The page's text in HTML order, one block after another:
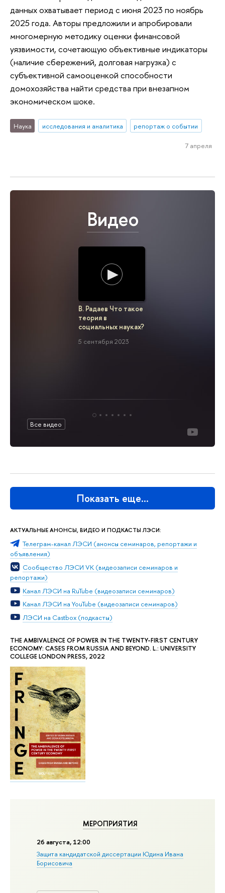
АКТУАЛЬНЫЕ АНОНСЫ, ВИДЕО И ПОДКАСТЫ ЛЭСИ:
Телеграм-канал ЛЭСИ (анонсы семинаров, репортажи и
объявления)
Сообщество ЛЭСИ VK (видеозаписи семинаров и
репортажи)
Канал ЛЭСИ на RuTube (видеозаписи семинаров)
Канал ЛЭСИ на YouTube (видеозаписи семинаров)
ЛЭСИ на Castbox (подкасты)
THE AMBIVALENCE OF POWER IN THE TWENTY-FIRST CENTURY
ECONOMY: CASES FROM RUSSIA AND BEYOND. L.: UNIVERSITY
COLLEGE LONDON PRESS, 2022
МЕРОПРИЯТИЯ
26 августа, 12:00
Защита кандидатской диссертации Юдина Ивана
Борисовича
данных охватывает период с июня 2023 по ноябрь
2025 года. Авторы предложили и апробировали
многомерную методику оценки финансовой
уязвимости, сочетающую объективные индикаторы
(наличие сбережений, долговая нагрузка) с
субъективной самооценкой способности
домохозяйства найти средства при внезапном
экономическом шоке.
Наука исследования и аналитика репортаж о событии
7 апреля
Видео
В. Радаев Что такое
теория в
социальных науках?
5 сентября 2023
Все видео
Показать еще…